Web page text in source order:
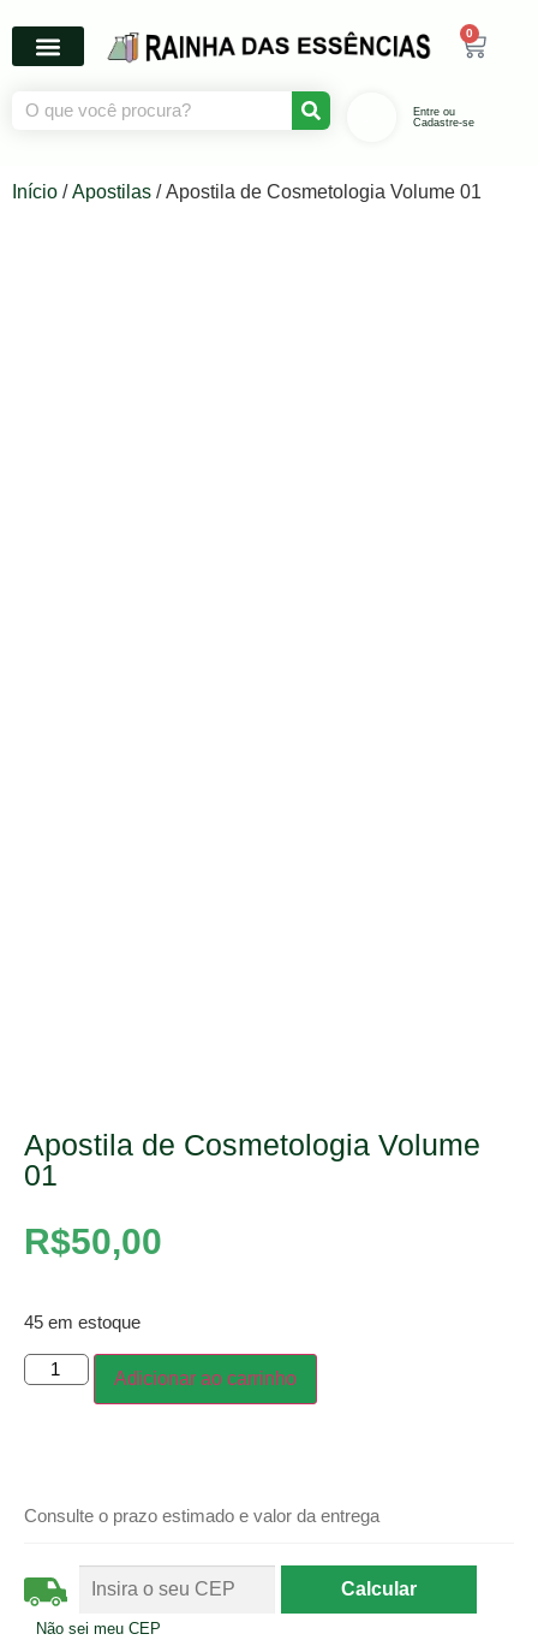
0
Entre ou
Cadastre-se
Início /Apostilas / Apostila de Cosmetologia Volume 01
Apostila de Cosmetologia Volume
01
R$50,00
45 em estoque
Adicionar ao carrinho
Consulte o prazo estimado e valor da entrega
Não sei meu CEP